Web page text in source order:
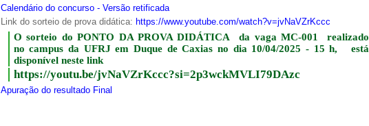
Calendário do concurso - Versão retificada
Link do sorteio de prova didática: https://www.youtube.com/watch?v=jvNaVZrKccc
O sorteio do PONTO DA PROVA DIDÁTICA da vaga MC-001 realizado
no campus da UFRJ em Duque de Caxias no dia 10/04/2025 - 15 h, está
disponível neste link
https://youtu.be/jvNaVZrKccc?si=2p3wckMVLI79DAzc
Apuração do resultado Final